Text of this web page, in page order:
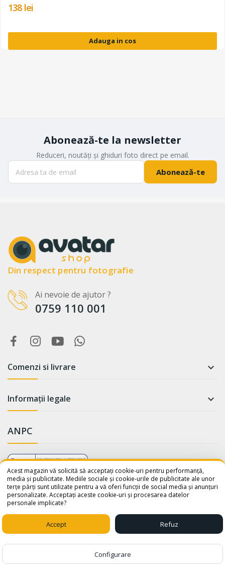
WhatsApp
Salut! Cum te putem ajuta? Scrie-
ne pe WhatsApp!
📞 +40759110001
138 lei
Adauga in cos
Abonează-te la newsletter
Reduceri, noutăți și ghiduri foto direct pe email.
Abonează-te
Din respect pentru fotografie
Ai nevoie de ajutor ?
0759 110 001
Comenzi si livrare 
Informații legale 
ANPC
© 2026 - avatar-shop.ro was crafted with ♥ bySico Media
Acest magazin vă solicită să acceptați cookie-uri pentru performanță,
media și publicitate. Mediile sociale și cookie-urile de publicitate ale unor
terțe părți sunt utilizate pentru a vă oferi funcții de social media și anunțuri
personalizate. Acceptați aceste cookie-uri și procesarea datelor
personale implicate?
Accept
Configurare
Refuz